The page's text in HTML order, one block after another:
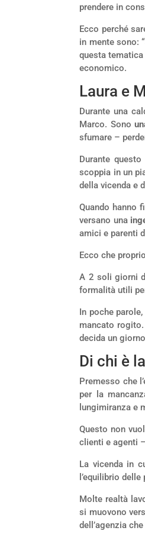
prendere in
Ecco perché
in mente sono: “
questa
economico.
Laura e
Durante una
Marco. Sono
sfumare –
Durante
scoppia in un
della vicenda e
Quando hanno
versano una
amici e parenti
Ecco che
A 2 soli giorni
formalità utili
In poche
mancato rogito.
decida un
Di chi è
Premesso che
per la
lungimiranza e
Questo non
clienti e agenti
La vicenda in
l’equilibrio
Molte realtà
si muovono
dell’agenzia